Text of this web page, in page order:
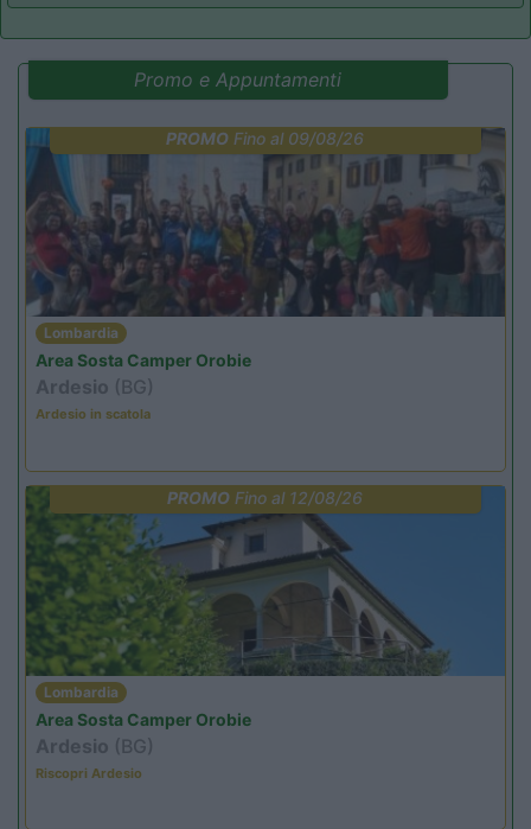
Promo e Appuntamenti
PROMO Fino al 09/08/26
Lombardia
Area Sosta Camper Orobie
Ardesio (BG)
Ardesio in scatola
PROMO Fino al 12/08/26
Lombardia
Area Sosta Camper Orobie
Ardesio (BG)
Riscopri Ardesio